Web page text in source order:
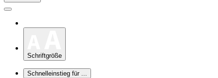
Schriftgröße
Schnelleinstieg für ...